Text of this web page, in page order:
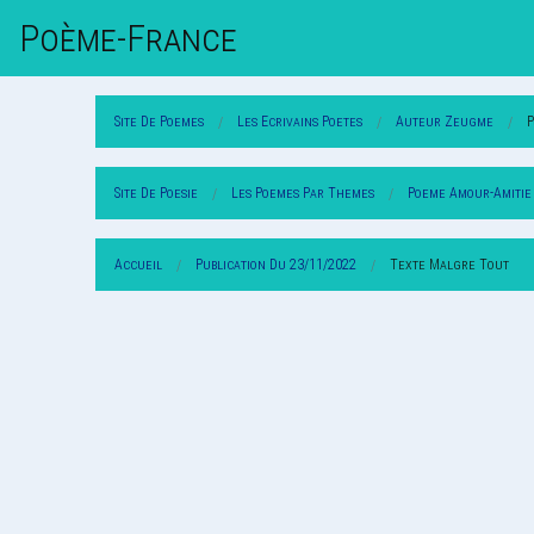
Poème-FrAnce
Site De Poemes Les Ecrivains Poetes Auteur Zeugme
Site De Poesie Les Poemes Par Themes Poeme Amour-Amitie
Accueil Publication Du 23/11/2022 Texte Malgre Tout